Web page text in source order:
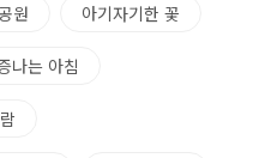
원 아기자기한 꽃
나는 아침